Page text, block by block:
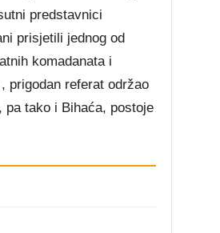
predstavnici
prisjetili jednog od
komadanata i
prigodan referat održao
tako i Bihaća, postoje